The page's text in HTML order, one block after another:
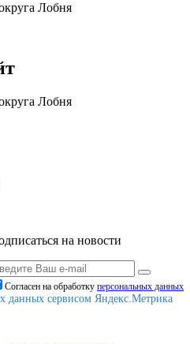
Лобня
Лобня
на новости
Согласен на обработку персональныx данных
данных сервисом Яндекс.Метрика